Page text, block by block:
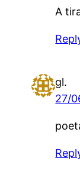
A
gl.
27/